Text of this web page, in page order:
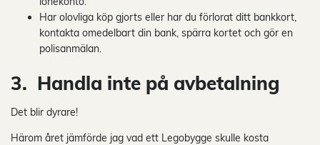
Har olovliga köp gjorts eller har du förlorat ditt bankkort,
kontakta omedelbart din bank, spärra kortet och gör en
polisanmälan.
3. Handla inte på avbetalning
Det blir dyrare!
Härom året jämförde jag vad ett Legobygge skulle kosta